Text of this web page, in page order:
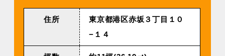
住所
東京都港区赤坂３丁目１０
−１４